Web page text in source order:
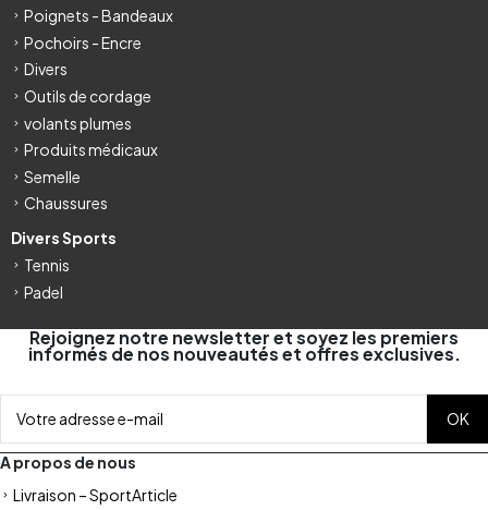
Poignets - Bandeaux
Pochoirs - Encre
Divers
Outils de cordage
volants plumes
Produits médicaux
Semelle
Chaussures
Divers Sports
Tennis
Padel
Rejoignez notre newsletter et soyez les premiers
informés de nos nouveautés et offres exclusives.
A propos de nous
Livraison – SportArticle